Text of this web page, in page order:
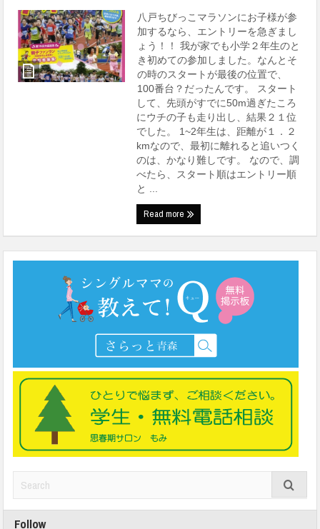
八戸ちびっこマラソンにお子様が参
加するなら、エントリーを急ぎまし
ょう！！ 我が家でも小学２年生のと
き初めての参加しました。なんとそ
の時のスタートが最後の位置で、
100番台？だったんです。 スタート
して、先頭がすでに50m過ぎたころ
にウチの子も走り出し、結果２１位
でした。 1~2年生は、距離が１．２
kmなので、最初に離れると追いつく
のは、かなり難しです。 なので、調
べたら、スタート順はエントリー順
と ...
Read more
Follow